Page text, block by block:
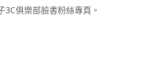
3C俱樂部臉書粉絲專頁。